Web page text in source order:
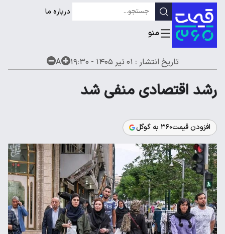
درباره ما
تاریخ انتشار : ۰۱ تیر ۱۴۰۵ - ۱۹:۳۰ A
رشد اقتصادی منفی شد
افزودن قیمت۳۶۰ به گوگل